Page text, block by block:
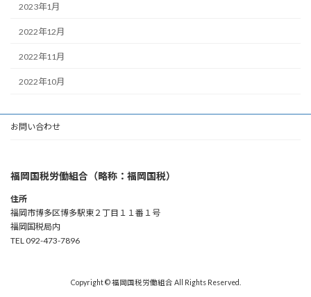
2023年1月
2022年12月
2022年11月
2022年10月
お問い合わせ
福岡国税労働組合（略称：福岡国税）
住所
福岡市博多区博多駅東２丁目１１番１号
福岡国税局内
TEL 092-473-7896
Copyright © 福岡国税労働組合 All Rights Reserved.